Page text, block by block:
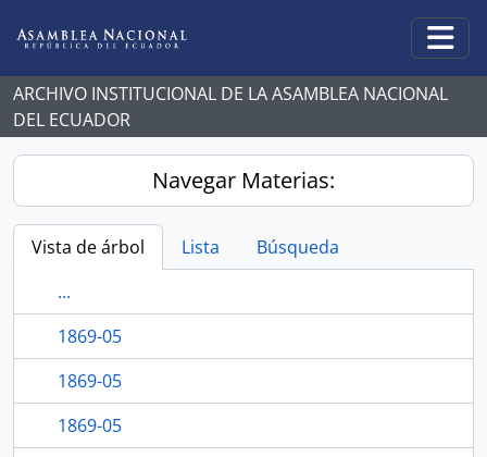
ARCHIVO INSTITUCIONAL DE LA ASAMBLEA NACIONAL
DEL ECUADOR
Navegar Materias:
Vista de árbol Lista
Búsqueda
...
1869-05
1869-05
1869-05